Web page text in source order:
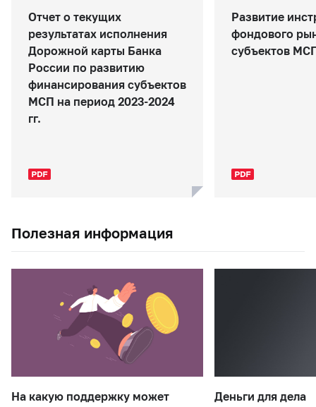
Отчет о текущих
результатах исполнения
Дорожной карты Банка
России по развитию
финансирования субъектов
МСП на период 2023-2024
гг.
Развитие
фондового
субъектов
Полезная информация
На какую поддержку может
Деньги для дела